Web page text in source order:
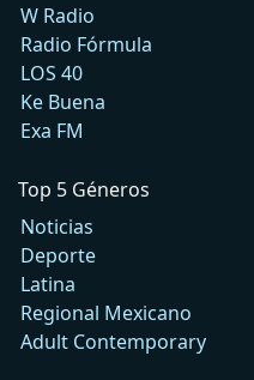
W Radio
Radio Fórmula
LOS 40
Ke Buena
Exa FM
Top 5 Géneros
Noticias
Deporte
Latina
Regional Mexicano
Adult Contemporary